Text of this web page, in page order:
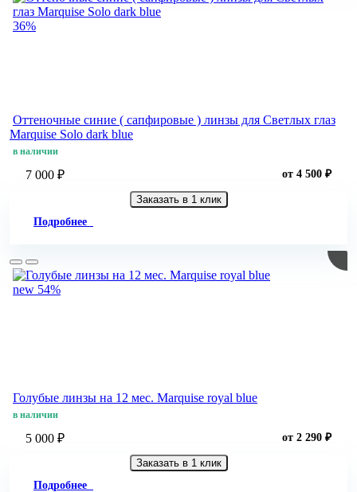
36%
Оттеночные синие ( сапфировые ) линзы для Светлых глаз
Marquise Solo dark blue
в наличии
7 000 ₽ от 4 500 ₽
Заказать в 1 клик
Подробнее
new 54%
Голубые линзы на 12 мес. Marquise royal blue
в наличии
5 000 ₽ от 2 290 ₽
Заказать в 1 клик
Подробнее